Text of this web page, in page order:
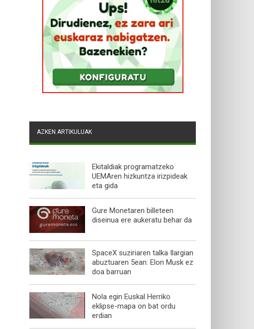
AZKEN ARTIKULUAK
Ekitaldiak programatzeko
UEMAren hizkuntza irizpideak
eta gida
Gure Monetaren billeteen
diseinua ere aukeratu behar da
SpaceX suziriaren talka Ilargian
abuztuaren 5ean: Elon Musk ez
doa barruan
Nola egin Euskal Herriko
eklipse-mapa on bat ordu
erdian